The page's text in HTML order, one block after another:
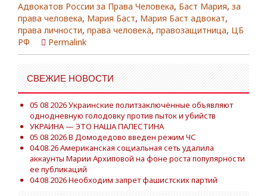
Адвокатов России за Права Человека, Баст Мария, за
права человека, Мария Баст, Мария Баст адвокат,
права личности, права человека, правозащитница, ЦБ
РФ
Permalink
СВЕЖИЕ НОВОСТИ
05 08 2026 Украинские политзаключённые объявляют
однодневную голодовку против пыток и убийств
УКРАИНА — ЭТО НАША ПАЛЕСТИНА
05 08 2026 В Домодедово введен режим ЧС
04.08.26 Американская социальная сеть удалила
аккаунты Марии Архиповой на фоне роста популярности
ее публикаций
04 08 2026 Необходим запрет фашистских партий